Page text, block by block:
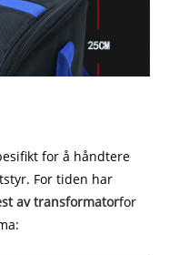
for å håndtere
For tiden har
av transformatorfor